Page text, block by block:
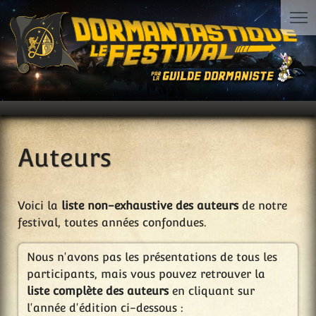
Auteurs
Voici la liste non-exhaustive des auteursde notre
festival, toutes années confondues.
Nous n'avons pas les présentations de tous les
participants, mais vous pouvez retrouver la
liste complète des auteursen cliquant sur
l'année d'édition ci-dessous :